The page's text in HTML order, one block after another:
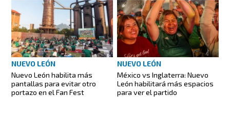
NUEVO LEÓN
Nuevo León habilita más
pantallas para evitar otro
portazo en el Fan Fest
NUEVO LEÓN
México vs Inglaterra: Nuevo
León habilitará más espacios
para ver el partido